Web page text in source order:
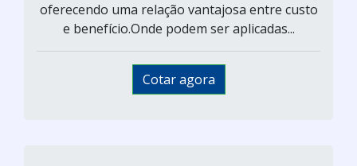
oferecendo uma relação vantajosa entre custo
e benefício.Onde podem ser aplicadas...
Cotar agora